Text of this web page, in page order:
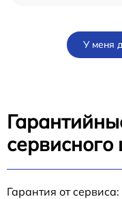
У меня
Гарантия от